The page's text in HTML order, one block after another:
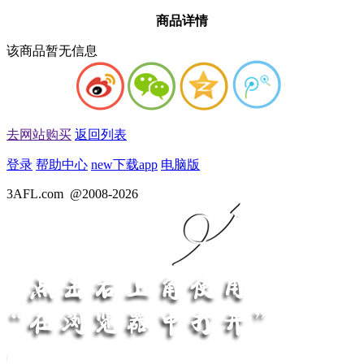
商品详情
该商品暂无信息
去网站购买 返回列表
登录 帮助中心 new下载app 电脑版
3AFL.com @2008-2026